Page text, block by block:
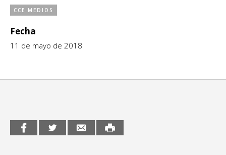
CCE en el interior/libros
Espacio itinerante de lectura infantil
Exposiciones
Formación
Infantil y Juvenil
Medio Ambiente
CCE MEDIOS
Fecha
11 de mayo de 2018